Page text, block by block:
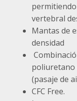
vertebral
Mantas de
densidad
poliuretano
(pasaje de
CFC Free.